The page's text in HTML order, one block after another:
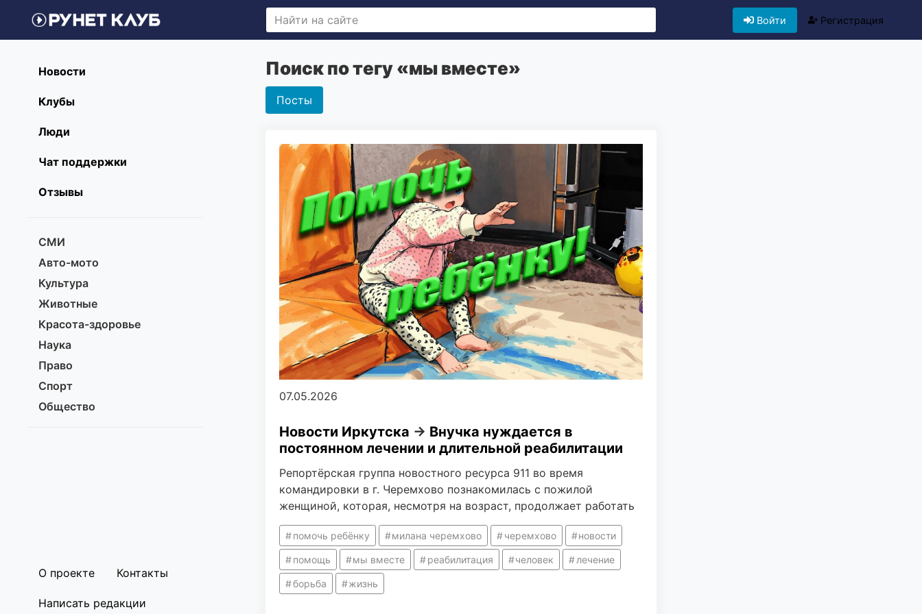
Войти Регистрация
Новости
Клубы
Люди
Чат поддержки
Отзывы
СМИ
Авто-мото
Культура
Животные
Красота-здоровье
Наука
Право
Спорт
Общество
О проекте Контакты
Написать редакции
Поиск по тегу «мы вместе»
Посты
07.05.2026
Новости Иркутска → Внучка нуждается в
постоянном лечении и длительной реабилитации
Репортёрская группа новостного ресурса 911 во время
командировки в г. Черемхово познакомилась с пожилой
женщиной, которая, несмотря на возраст, продолжает работать
помочь ребёнку милана черемхово черемхово новости
помощь мы вместе реабилитация человек лечение
борьба жизнь